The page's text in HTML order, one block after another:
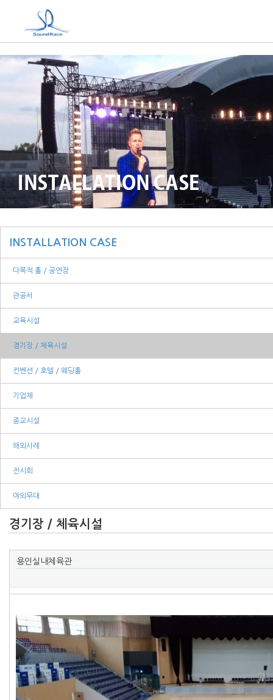
INSTALLATION CASE
다목적 홀 / 공연장
관공서
교육시설
경기장 / 체육시설
컨벤션 / 호텔 / 웨딩홀
기업체
종교시설
해외사례
전시회
야외무대
경기장 / 체육시설
용인실내체육관